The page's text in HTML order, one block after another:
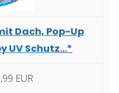
Dach, Pop-Up
UV Schutz...*
EUR